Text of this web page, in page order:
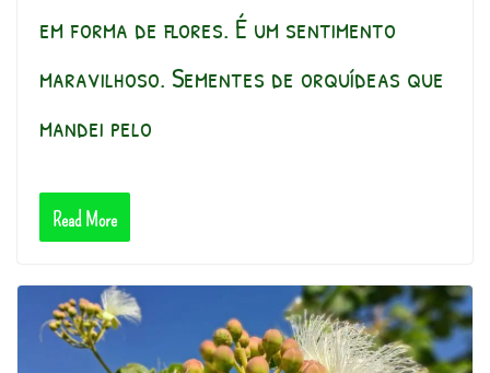
em forma de flores. É um sentimento
maravilhoso. Sementes de orquídeas que
mandei pelo
Read More